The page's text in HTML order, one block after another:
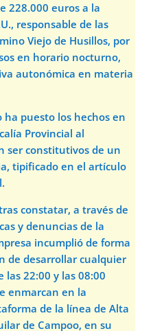
228.000 euros a la
responsable de las
Viejo de Husillos, por
en horario nocturno,
autonómica en materia
ha puesto los hechos en
Provincial al
ser constitutivos de un
tipificado en el artículo
constatar, a través de
y denuncias de la
incumplió de forma
de desarrollar cualquier
22:00 y las 08:00
enmarcan en la
de la línea de Alta
de Campoo, en su